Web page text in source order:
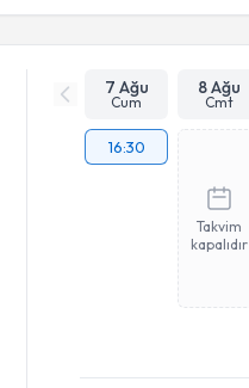
7 Ağu
Cum
8 Ağu
Cmt
16:30
Takvim
kapalıdır